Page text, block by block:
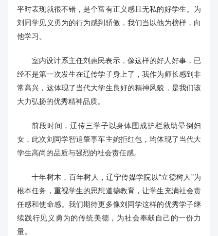
平时表现就很不错，是个富有正义感且无私的好学生。为
刘同学见义勇为的行为感到骄傲，我们当以他为榜样，向
他学习。
室内设计系主任刘惠民表示，像这样的好人好事，已
经不是第一次发生在辽传学子身上了，我作为师长感到非
常高兴，这体现了当代大学生良好的精神风貌，是我们该
大力弘扬的优秀精神品质。
前段时间，辽传三学子以身体围成护栏救助晕倒妇
女，此次刘同学智追肇事车主婉拒红包，均体现了当代大
学生高尚的品质与强烈的社会责任感。
十年树木，百年树人，辽宁传媒学院以“立德树人”为
根本任务，重视学生的思想道德教育，让学生充满社会责
任感和使命感。我们期待更多像刘同学这样的优秀学子继
续践行见义勇为的传统美德，为社会奉献自己的一份力
量。